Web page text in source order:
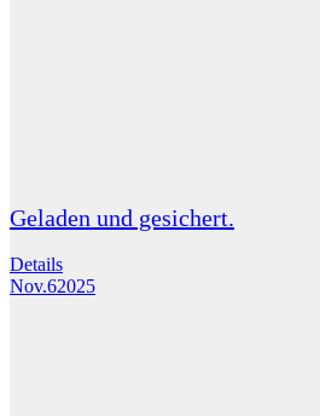
Geladen und gesichert.
Details
Nov.62025